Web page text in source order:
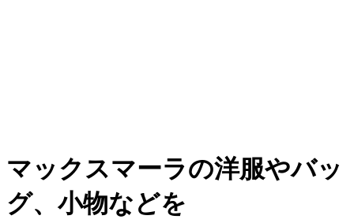
マックスマーラの洋服やバッ
グ、小物などを